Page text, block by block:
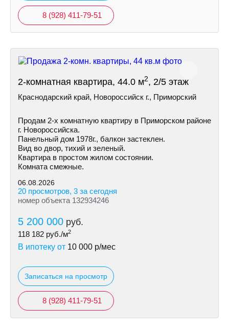
8 (928) 411-79-51
2-комнатная квартира, 44.0 м2, 2/5 этаж
Краснодарский край, Новороссийск г., Приморский
Продам 2-х комнатную квартиру в Приморском районе
г. Новороссийска.
Панельный дом 1978г., балкон застеклен.
Вид во двор, тихий и зеленый.
Квартира в простом жилом состоянии.
Комната смежные.
06.08.2026
20 просмотров, 3 за сегодня
номер объекта 132934246
5 200 000 руб.
118 182 руб./м2
В ипотеку от 10 000 р/мес
Записаться на просмотр
8 (928) 411-79-51